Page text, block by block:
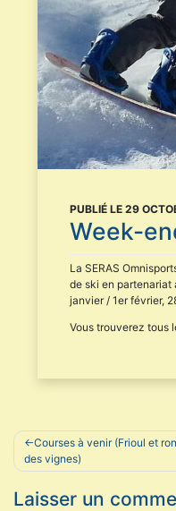
PUBLIÉ LE 29
Week-
La SERAS
de ski en partenariat
janvier / 1er février,
Vous trouverez tous
Navigation
de
l’article
Courses à venir (Frioul et
des vignes)
Laisser un